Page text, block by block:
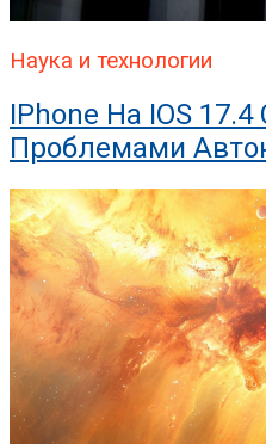
Наука и технологии
IPhone На IOS
Проблемами